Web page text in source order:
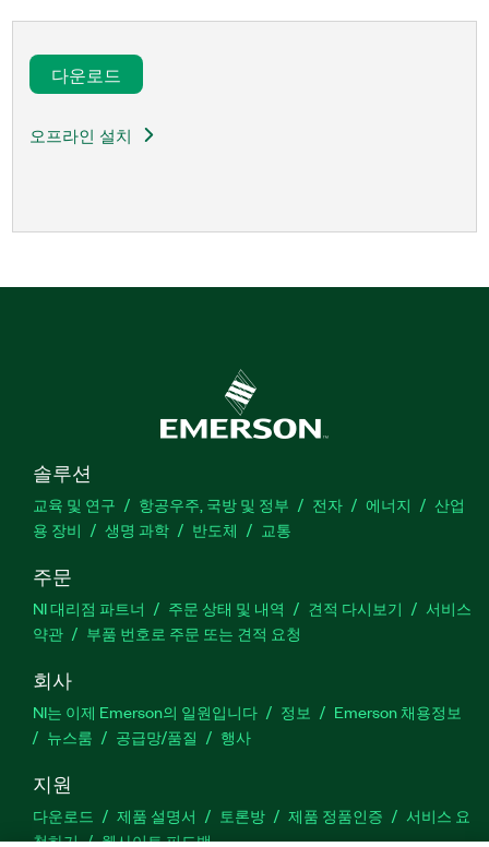
다운로드​
오프라인 설치
솔루션
교육 및 연구 항공우주, 국방 및 정부 전자 에너지
산업
용 장비
생명 과학 반도체 교통
주문
NI 대리점 파트너 주문 상태 및 내역 견적 다시보기
서비스
약관
부품 번호로 주문 또는 견적 요청
회사
NI는 이제 Emerson의 일원입니다 정보
Emerson 채용정보
뉴스룸
공급망/품질 행사
지원
다운로드 제품 설명서 토론방 제품 정품인증
서비스 요
청하기
웹사이트 피드백